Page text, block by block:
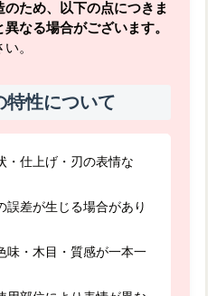
ため、以下の点につきま
なる場合がございます。
。
特性について
・仕上げ・刃の表情な
誤差が生じる場合があり
味・木目・質感が一本一